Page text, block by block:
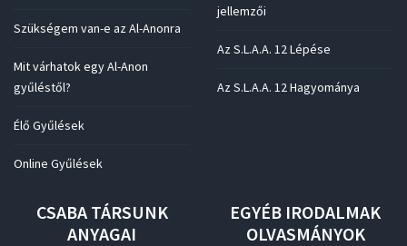
Szükségem van-e az Al-Anonra
Mit várhatok egy Al-Anon
gyűléstől?
Élő Gyűlések
Online Gyűlések
jellemzői
Az S.L.A.A. 12 Lépése
Az S.L.A.A. 12 Hagyománya
CSABA TÁRSUNK
ANYAGAI
EGYÉB IRODALMAK
OLVASMÁNYOK